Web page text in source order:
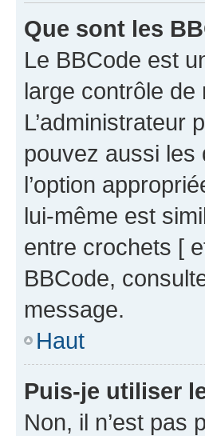
Que sont les
Le BBCode est
large contrôle de
L’administrateur
pouvez aussi
l’option
lui-même est
entre crochets [
BBCode,
message.
Haut
Puis-je utiliser
Non, il n’est pas